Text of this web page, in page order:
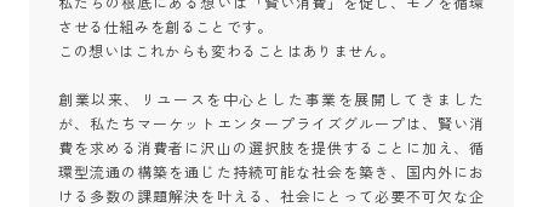
させる仕組みを創ることです。
この想いはこれからも変わることはありません。
創業以来、リユースを中心とした事業を展開してきました
が、私たちマーケットエンタープライズグループは、賢い消
費を求める消費者に沢山の選択肢を提供することに加え、循
環型流通の構築を通じた持続可能な社会を築き、国内外にお
ける多数の課題解決を叶える、社会にとって必要不可欠な企